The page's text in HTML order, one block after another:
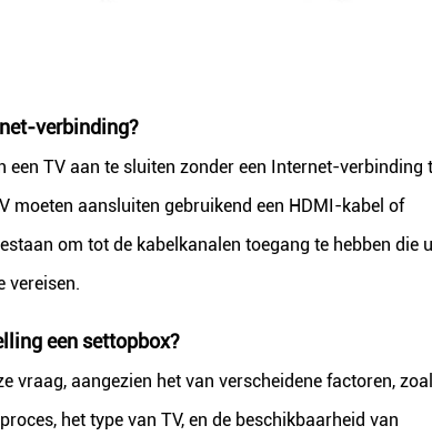
verbinding?
een TV aan te sluiten zonder een Internet-verbinding
moeten aansluiten gebruikend een HDMI-kabel of
om tot de kabelkanalen toegang te hebben die
vereisen.
een settopbox?
vraag, aangezien het van verscheidene factoren,
het type van TV, en de beschikbaarheid van